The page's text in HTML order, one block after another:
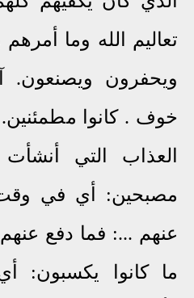
تعاليم الله وما
ويحفرون ويصنعون.
خوف . كانوا
العذاب التي
مصبحين: أي في
عنهم ...: فما دفع
ما كانوا يكسبون: